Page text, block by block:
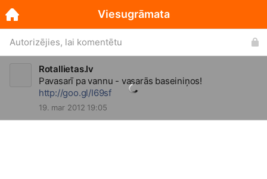
Autorizējies, lai komentētu
Rotallietas.lv
Pavasarī pa vannu - vasarās baseiniņos!
http://goo.gl/I69sf
19. mar 2012 19:05
Viesugrāmata